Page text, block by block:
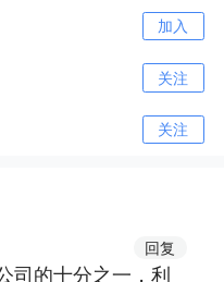
加入
关注
关注
回复
司的十分之一，利